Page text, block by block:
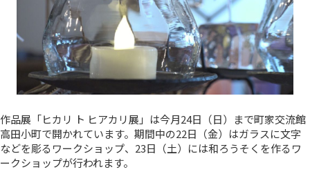
作品展「ヒカリ ト ヒアカリ展」は今月24日（日）まで町家交流館
高田小町で開かれています。期間中の22日（金）はガラスに文字
などを彫るワークショップ、23日（土）には和ろうそくを作るワ
ークショップが行われます。